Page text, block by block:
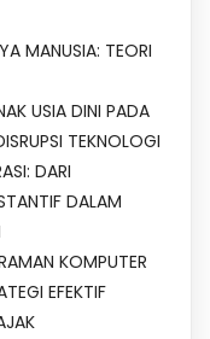
MANUSIA: TEORI
USIA DINI PADA
TEKNOLOGI
DARI
DALAM
KOMPUTER
EFEKTIF